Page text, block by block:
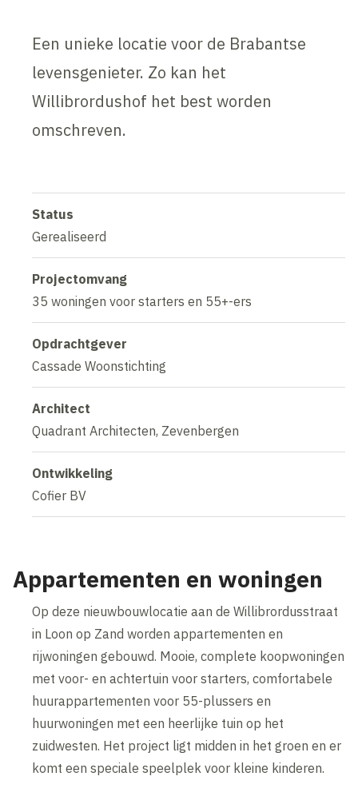
Een unieke locatie voor de Brabantse
levensgenieter. Zo kan het
Willibrordushof het best worden
omschreven.
Status
Gerealiseerd
Projectomvang
35 woningen voor starters en 55+-ers
Opdrachtgever
Cassade Woonstichting
Architect
Quadrant Architecten, Zevenbergen
Ontwikkeling
Cofier BV
Appartementen en woningen
Op deze nieuwbouwlocatie aan de Willibrordusstraat
in Loon op Zand worden appartementen en
rijwoningen gebouwd. Mooie, complete koopwoningen
met voor- en achtertuin voor starters, comfortabele
huurappartementen voor 55-plussers en
huurwoningen met een heerlijke tuin op het
zuidwesten. Het project ligt midden in het groen en er
komt een speciale speelplek voor kleine kinderen.